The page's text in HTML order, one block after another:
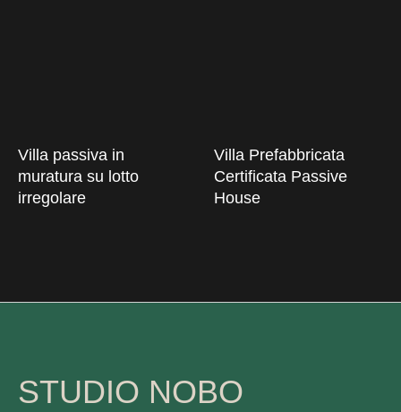
Villa passiva in
muratura su lotto
irregolare
Villa Prefabbricata
Certificata Passive
House
STUDIO NOBO